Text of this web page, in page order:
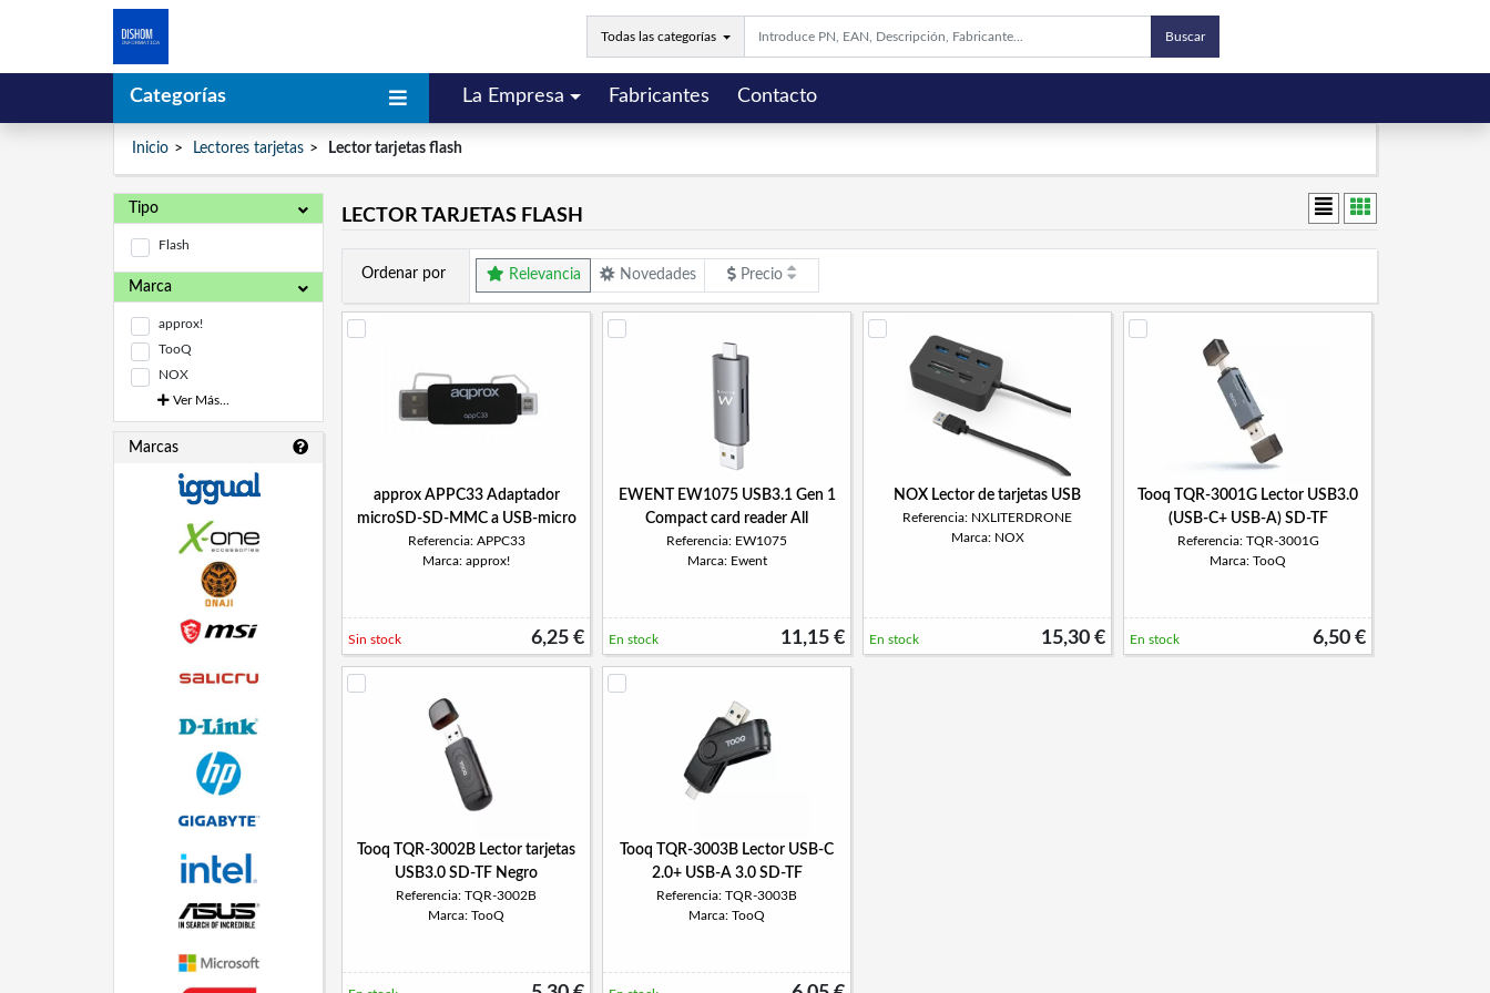
Todas las categorías Buscar
Categorías La Empresa Fabricantes Contacto
Inicio Lectores tarjetas Lector tarjetas flash
Tipo
Flash
Marca
approx!
TooQ
NOX
Ver Más...
Marcas
LECTOR TARJETAS FLASH
Ordenar por Relevancia Novedades Precio
approx APPC33 Adaptador
microSD-SD-MMC a USB-micro
Referencia: APPC33
Marca: approx!
6,25 €
Sin stock
EWENT EW1075 USB3.1 Gen 1
Compact card reader All
Referencia: EW1075
Marca: Ewent
11,15 €
En stock
NOX Lector de tarjetas USB
Referencia: NXLITERDRONE
Marca: NOX
15,30 €
En stock
Tooq TQR-3001G Lector USB3.0
(USB-C+ USB-A) SD-TF
Referencia: TQR-3001G
Marca: TooQ
6,50 €
En stock
Tooq TQR-3002B Lector tarjetas
USB3.0 SD-TF Negro
Referencia: TQR-3002B
Marca: TooQ
Tooq TQR-3003B Lector USB-C
2.0+ USB-A 3.0 SD-TF
Referencia: TQR-3003B
Marca: TooQ